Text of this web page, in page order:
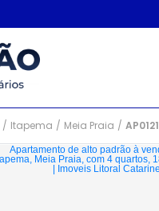
/ Itapema / Meia Praia / AP0121